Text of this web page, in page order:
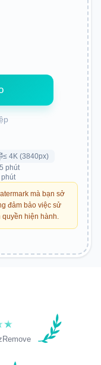
≤ 4K (3840px)
phút
mà bạn sở
đảm bảo việc sử
hiện hành.
Hướng dẫn